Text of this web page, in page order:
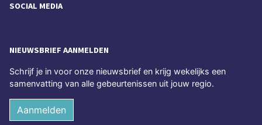
SOCIAL MEDIA
NIEUWSBRIEF AANMELDEN
Schrijf je in voor onze nieuwsbrief en krijg wekelijks een
samenvatting van alle gebeurtenissen uit jouw regio.
Aanmelden